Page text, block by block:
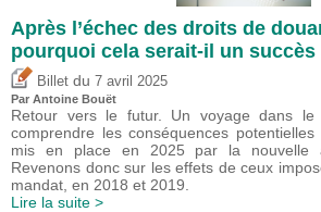
Après l’échec des droits de
pourquoi cela serait-il un succès
Billet du 7 avril 2025
Par Antoine Bouët
Retour vers le futur. Un voyage dans le
comprendre les conséquences
mis en place en 2025 par la nouvelle
Revenons donc sur les effets de ceux
mandat, en 2018 et 2019.
Lire la suite >